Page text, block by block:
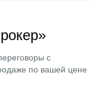
с
по вашей цене